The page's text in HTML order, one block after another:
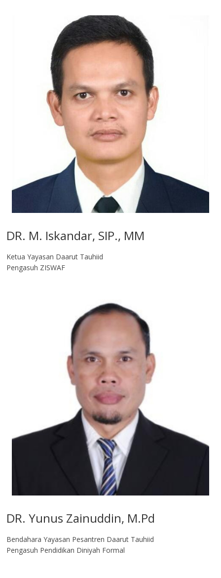
DR. M. Iskandar, SIP., MM
Ketua Yayasan Daarut Tauhiid
Pengasuh ZISWAF
DR. Yunus Zainuddin, M.Pd
Bendahara Yayasan Pesantren Daarut Tauhiid
Pengasuh Pendidikan Diniyah Formal